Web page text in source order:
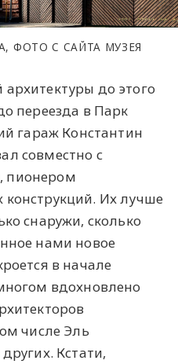
ФОТО С САЙТА МУЗЕЯ
до этого
переезда в Парк
гараж Константин
совместно с
Их лучше
снаружи, сколько
нами новое
в начале
вдохновлено
числе Эль
Кстати,